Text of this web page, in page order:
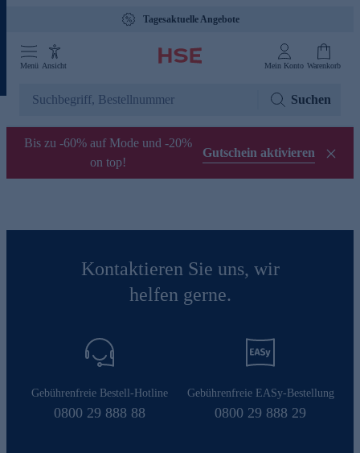
Tagesaktuelle Angebote
Menü Ansicht Mein Konto Warenkorb
Suchen
Bis zu -60% auf Mode und -20%
on top!
Gutschein aktivieren
Kontaktieren Sie uns, wir
helfen gerne.
Gebührenfreie Bestell-Hotline
0800 29 888 88
Gebührenfreie EASy-Bestellung
0800 29 888 29